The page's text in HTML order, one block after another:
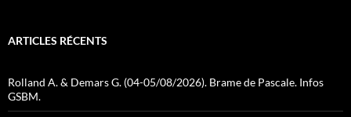
ARTICLES RÉCENTS
Rolland A. & Demars G. (04-05/08/2026). Brame de Pascale. Infos
GSBM.